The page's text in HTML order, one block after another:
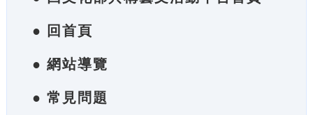
● 回首頁
● 網站導覽
● 常見問題